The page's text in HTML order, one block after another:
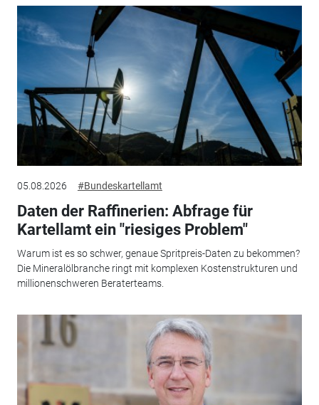
05.08.2026 #Bundeskartellamt
Daten der Raffinerien: Abfrage für
Kartellamt ein "riesiges Problem"
Warum ist es so schwer, genaue Spritpreis-Daten zu bekommen?
Die Mineralölbranche ringt mit komplexen Kostenstrukturen und
millionenschweren Beraterteams.